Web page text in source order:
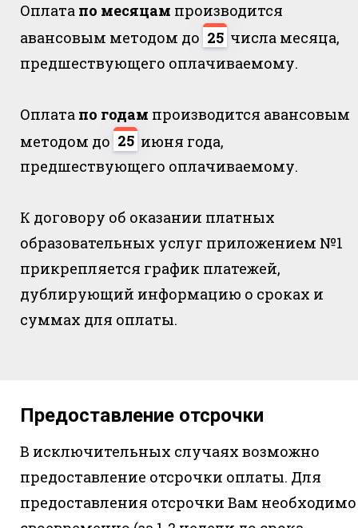
Оплата по месяцам производится
авансовым методом до 25 числа месяца,
предшествующего оплачиваемому.
Оплата по годам производится авансовым
методом до 25 июня года,
предшествующего оплачиваемому.
К договору об оказании платных
образовательных услуг приложением №1
прикрепляется график платежей,
дублирующий информацию о сроках и
суммах для оплаты.
Предоставление отсрочки
В исключительных случаях возможно
предоставление отсрочки оплаты. Для
предоставления отсрочки Вам необходимо